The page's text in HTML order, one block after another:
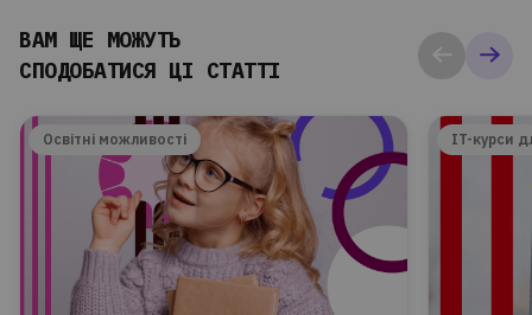
ВАМ ЩЕ МОЖУТЬ
СПОДОБАТИСЯ ЦІ СТАТТІ
Освітні можливості IT-курси